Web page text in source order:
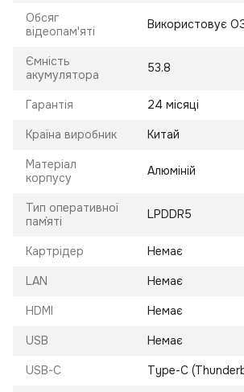
Обсяг
відеопам'яті
Використовує
Ємність
акумулятора
53.8
Гарантія 24 місяці
Країна виробник Китай
Матеріал
корпусу
Алюміній
Тип оперативної
пам`яті
LPDDR5
Картрідер Немає
LAN Немає
HDMI Немає
USB Немає
USB-C Type-C